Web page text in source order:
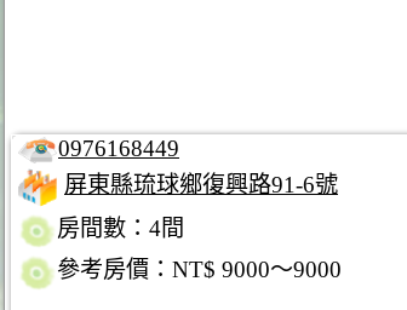
0976168449
屏東縣琉球鄉復興路91-6號
房間數：4間
參考房價：NT$ 9000～9000